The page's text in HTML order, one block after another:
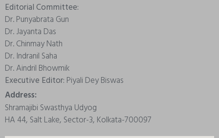
Editorial Committee:
Dr. Punyabrata Gun
Dr. Jayanta Das
Dr. Chinmay Nath
Dr. Indranil Saha
Dr. Aindril Bhowmik
Executive Editor: Piyali Dey Biswas
Address:
Shramajibi Swasthya Udyog
HA 44, Salt Lake, Sector-3, Kolkata-700097